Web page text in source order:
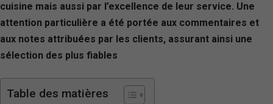
cuisine mais aussi par l’excellence de leur service. Une
attention particulière a été portée aux commentaires et
aux notes attribuées par les clients, assurant ainsi une
sélection des plus fiables
Table des matières